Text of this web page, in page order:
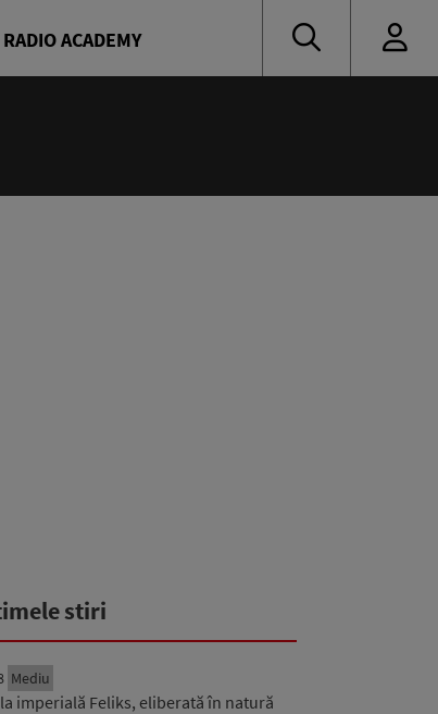
RADIO ACADEMY
stiri
Mediu
imperială Feliks, eliberată în natură